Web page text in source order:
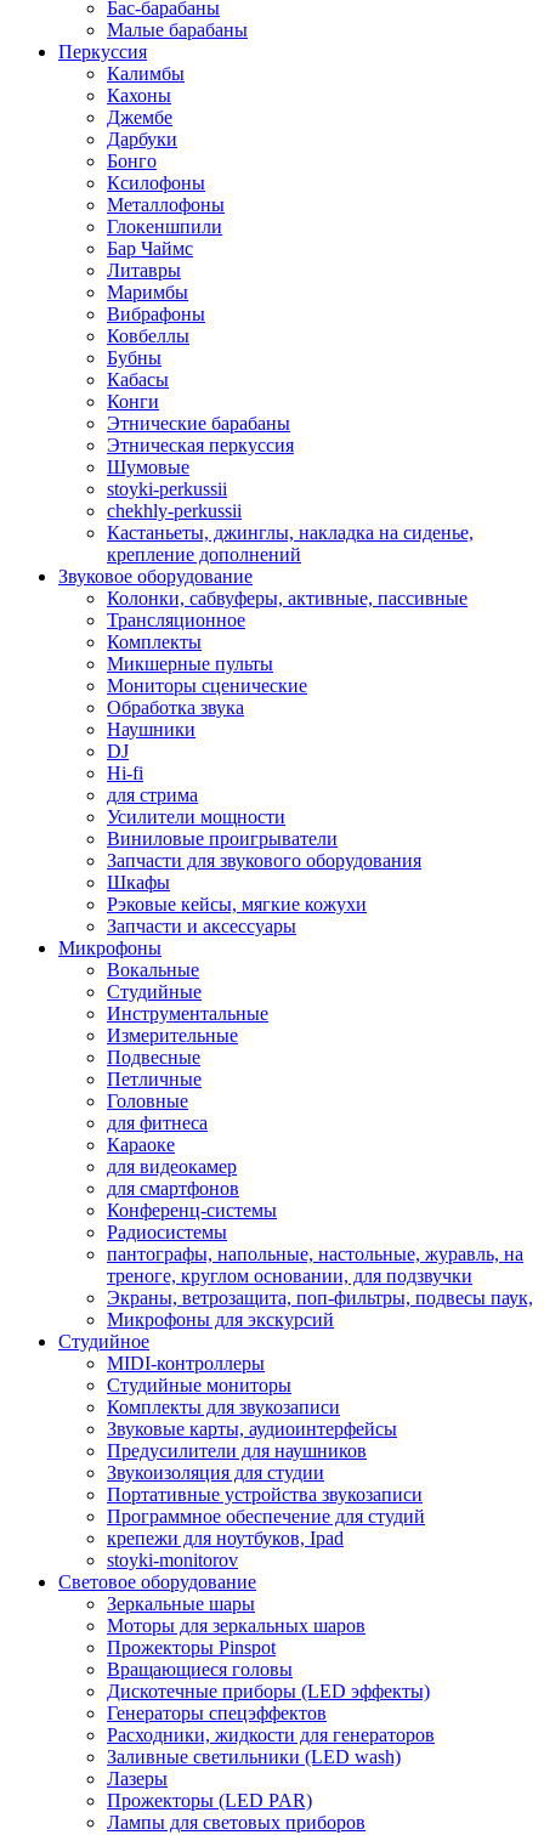
Бас-барабаны
Малые барабаны
Перкуссия
Калимбы
Кахоны
Джембе
Дарбуки
Бонго
Ксилофоны
Металлофоны
Глокеншпили
Бар Чаймс
Литавры
Маримбы
Вибрафоны
Ковбеллы
Бубны
Кабасы
Конги
Этнические барабаны
Этническая перкуссия
Шумовые
stoyki-perkussii
chekhly-perkussii
Кастаньеты, джинглы, накладка на сиденье,
крепление дополнений
Звуковое оборудование
Колонки, сабвуферы, активные, пассивные
Трансляционное
Комплекты
Микшерные пульты
Мониторы сценические
Обработка звука
Наушники
DJ
Hi-fi
для стрима
Усилители мощности
Виниловые проигрыватели
Запчасти для звукового оборудования
Шкафы
Рэковые кейсы, мягкие кожухи
Запчасти и аксессуары
Микрофоны
Вокальные
Студийные
Инструментальные
Измерительные
Подвесные
Петличные
Головные
для фитнеса
Караоке
для видеокамер
для смартфонов
Конференц-системы
Радиосистемы
пантографы, напольные, настольные, журавль, на
треноге, круглом основании, для подзвучки
Экраны, ветрозащита, поп-фильтры, подвесы паук,
Микрофоны для экскурсий
Студийное
MIDI-контроллеры
Студийные мониторы
Комплекты для звукозаписи
Звуковые карты, аудиоинтерфейсы
Предусилители для наушников
Звукоизоляция для студии
Портативные устройства звукозаписи
Программное обеспечение для студий
крепежи для ноутбуков, Ipad
stoyki-monitorov
Световое оборудование
Зеркальные шары
Моторы для зеркальных шаров
Прожекторы Pinspot
Вращающиеся головы
Дискотечные приборы (LED эффекты)
Генераторы спецэффектов
Расходники, жидкости для генераторов
Заливные светильники (LED wash)
Лазеры
Прожекторы (LED PAR)
Лампы для световых приборов